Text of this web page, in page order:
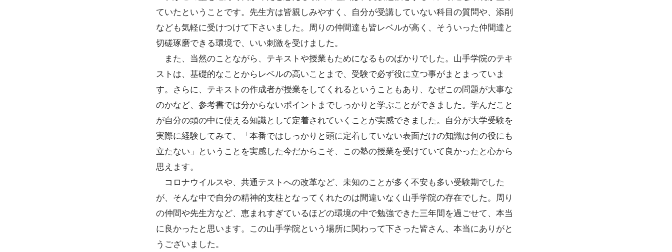
ていたということです。先生方は皆親しみやすく、自分が受講していない科目の質問や、添削
なども気軽に受けつけて下さいました。周りの仲間達も皆レベルが高く、そういった仲間達と
切磋琢磨できる環境で、いい刺激を受けました。
また、当然のことながら、テキストや授業もためになるものばかりでした。山手学院のテキ
ストは、基礎的なことからレベルの高いことまで、受験で必ず役に立つ事がまとまっていま
す。さらに、テキストの作成者が授業をしてくれるということもあり、なぜこの問題が大事な
のかなど、参考書では分からないポイントまでしっかりと学ぶことができました。学んだこと
が自分の頭の中に使える知識として定着されていくことが実感できました。自分が大学受験を
実際に経験してみて、「本番ではしっかりと頭に定着していない表面だけの知識は何の役にも
立たない」ということを実感した今だからこそ、この塾の授業を受けていて良かったと心から
思えます。
コロナウイルスや、共通テストへの改革など、未知のことが多く不安も多い受験期でした
が、そんな中で自分の精神的支柱となってくれたのは間違いなく山手学院の存在でした。周り
の仲間や先生方など、恵まれすぎているほどの環境の中で勉強できた三年間を過ごせて、本当
に良かったと思います。この山手学院という場所に関わって下さった皆さん、本当にありがと
うございました。